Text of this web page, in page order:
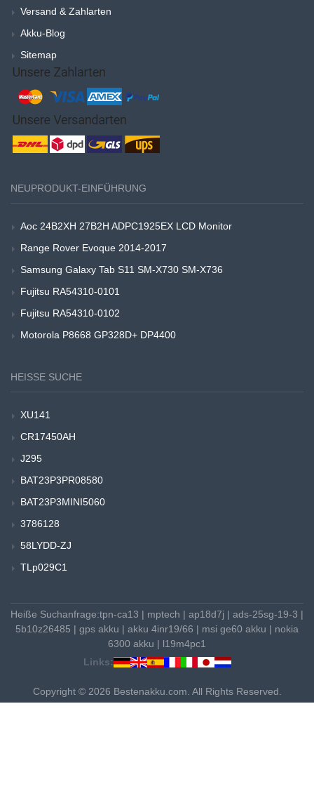
Versand & Zahlarten
Akku-Blog
Sitemap
NEUPRODUKT-EINFÜHRUNG
Aoc 24B2XH 27B2H ADPC1925EX LCD Monitor
Range Rover Evoque 2014-2017
Samsung Galaxy Tab S11 SM-X730 SM-X736
Fujitsu RA54310-0101
Fujitsu RA54310-0102
Motorola P8668 GP328D+ DP4400
HEISSE SUCHE
XU141
CR17450AH
J295
BAT23P3PR08580
BAT23P3MINI5060
3786128
58LYDD-ZJ
TLp029C1
Heiße Suchanfrage:tpn-ca13 | mptech | ap18d7j | ads-25sg-19-3 |
5b10z26485 | gps akku | akku 4inr19/66 | msi ge60 akku | nokia
6300 akku | l19m4pc1
Links:
Copyright © 2026 Bestenakku.com. All Rights Reserved.